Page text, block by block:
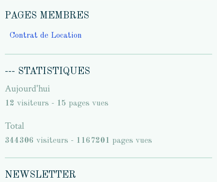
PAGES MEMBRES
Contrat de Location
--- STATISTIQUES
Aujourd'hui
12 visiteurs - 15 pages vues
Total
344306 visiteurs - 1167201 pages vues
NEWSLETTER